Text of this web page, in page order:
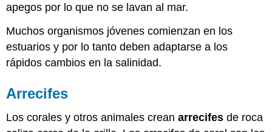
apegos por lo que no se lavan al mar.
Muchos organismos jóvenes comienzan en los
estuarios y por lo tanto deben adaptarse a los
rápidos cambios en la salinidad.
Arrecifes
Los corales y otros animales creanarrecifes de roca